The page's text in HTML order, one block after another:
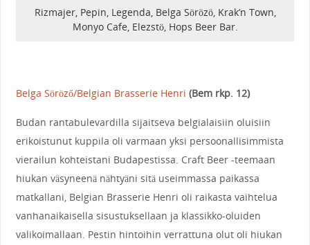
Rizmajer, Pepin, Legenda, Belga Sörözö, Krak’n Town,
Monyo Cafe, Elezstö, Hops Beer Bar.
Belga Söröző/Belgian Brasserie Henri (Bem rkp. 12)
Budan rantabulevardilla sijaitseva belgialaisiin oluisiin
erikoistunut kuppila oli varmaan yksi persoonallisimmista
vierailun kohteistani Budapestissa. Craft Beer -teemaan
hiukan väsyneenä nähtyäni sitä useimmassa paikassa
matkallani, Belgian Brasserie Henri oli raikasta vaihtelua
vanhanaikaisella sisustuksellaan ja klassikko-oluiden
valikoimallaan. Pestin hintoihin verrattuna olut oli hiukan